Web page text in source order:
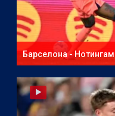
Барселона -
мач)